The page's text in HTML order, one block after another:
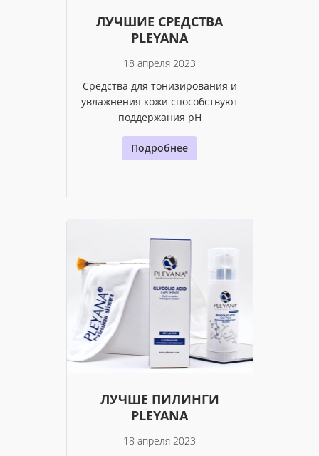
ЛУЧШИЕ СРЕДСТВА
PLEYANA
18 апреля 2023
Средства для тонизирования и
увлажнения кожи способствуют
поддержания pH
Подробнее
ЛУЧШЕ ПИЛИНГИ
PLEYANA
18 апреля 2023